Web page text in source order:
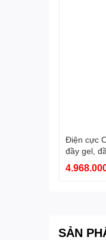
Điện cực
đầy gel,
Hanna
SẢN